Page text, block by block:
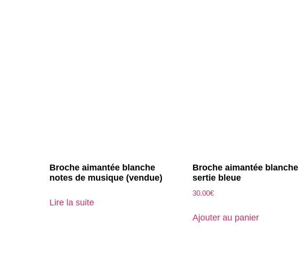
Broche aimantée blanche
notes de musique (vendue)
Lire la suite
Broche aimantée blanche
sertie bleue
30.00€
Ajouter au panier